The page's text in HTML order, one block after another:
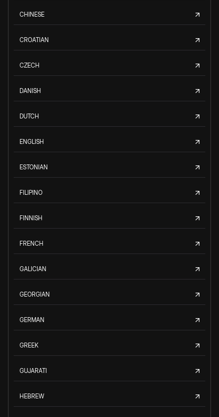
CHINESE
CROATIAN
CZECH
DANISH
DUTCH
ENGLISH
ESTONIAN
FILIPINO
FINNISH
FRENCH
GALICIAN
GEORGIAN
GERMAN
GREEK
GUJARATI
HEBREW